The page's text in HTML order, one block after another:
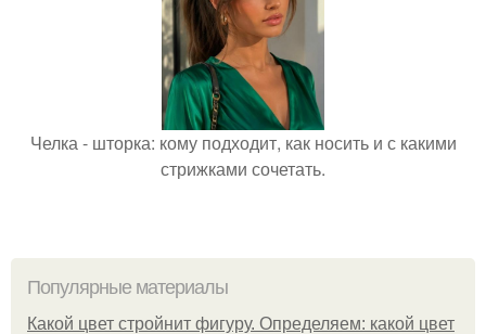
Челка - шторка: кому подходит, как носить и с какими
стрижками сочетать.
Популярные материалы
Какой цвет стройнит фигуру. Определяем: какой цвет